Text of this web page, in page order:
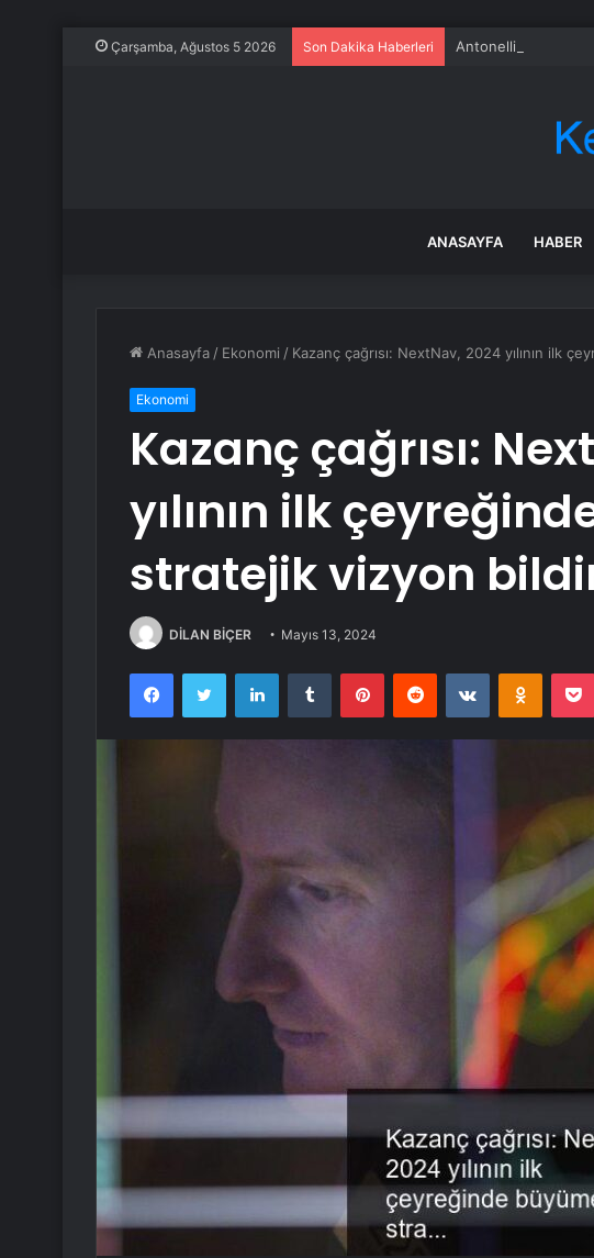
Çarşamba, Ağustos 5 2026 Son Dakika Haberleri Antonelli Belçika
ANASAYFA HABER
Anasayfa / Ekonomi / Kazanç çağrısı: NextNav, 2024 yılının ilk
Ekonomi
Kazanç çağrısı:
yılının ilk
stratejik vizyon
DİLAN BİÇER Mayıs 13, 2024
FacebookTwitter LinkedInTumblr PinterestReddit VKontakte